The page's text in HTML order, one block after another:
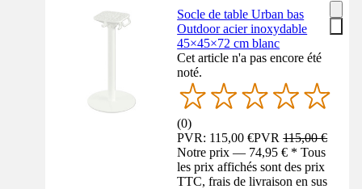
Socle de table Urban bas
Outdoor acier inoxydable
45×45×72 cm blanc
Cet article n'a pas encore été
noté.
(0)
PVR: 115,00 €PVR115,00 €
Notre prix — 74,95 € * Tous
les prix affichés sont des prix
TTC, frais de livraison en sus